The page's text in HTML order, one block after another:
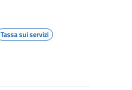
Tassa sui servizi